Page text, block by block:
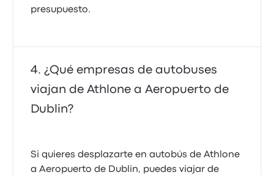
presupuesto.
¿Qué empresas de autobuses
viajan de Athlone a Aeropuerto de
Dublin?
Si quieres desplazarte en autobús de Athlone
a Aeropuerto de Dublin, puedes viajar de